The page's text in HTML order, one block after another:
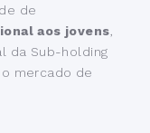
de
aos jovens
da Sub-holding
mercado de